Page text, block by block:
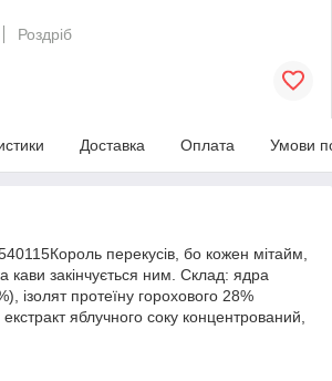
Роздріб
Доставка Оплата Умови
перекусів, бо кожен мітайм,
кави закінчується ним. Склад: ядра
ізолят протеїну горохового 28%
екстракт яблучного соку концентрований,